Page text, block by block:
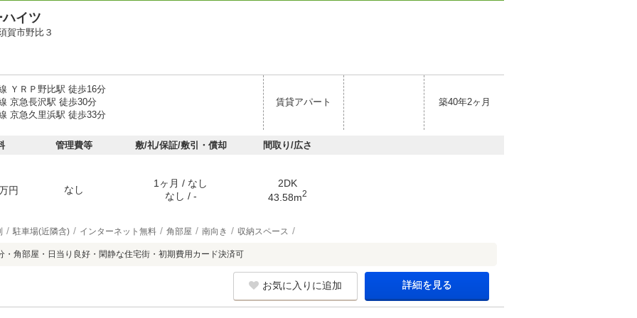
イツ
賀市野比３
ＹＲＰ野比駅 徒歩16分
京急長沢駅 徒歩30分
京急久里浜駅 徒歩33分
賃貸アパート 築40年2ヶ月
管理費等 敷/礼/保証/敷引・償却 間取り/広さ
円 なし
1ヶ月 / なし
なし / -
2DK
43.58m2
駐車場(近隣含) インターネット無料 角部屋 南向き 収納スペース
・角部屋・日当り良好・閑静な住宅街・初期費用カード決済可
お気に入りに追加 詳細を見る